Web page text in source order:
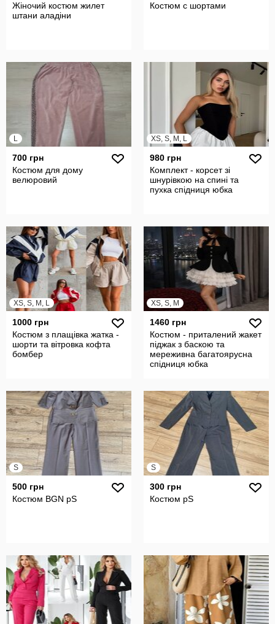
Жіночий костюм жилет
штани аладіни
Костюм с шортами
L
700 грн
Костюм для дому
велюровий
XS, S, M, L
980 грн
Комплект - корсет зі
шнурівкою на спині та
пухка спідниця юбка
XS, S, M, L
1000 грн
Костюм з плащівка жатка -
шорти та вітровка кофта
бомбер
XS, S, M
1460 грн
Костюм - приталений жакет
піджак з баскою та
мереживна багатоярусна
спідниця юбка
S
500 грн
Костюм BGN pS
S
300 грн
Костюм рS